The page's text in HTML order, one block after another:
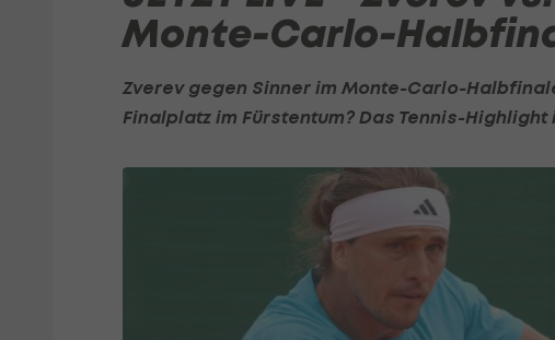
Monte-Carlo-
Zverev gegen Sinner im Monte-Carlo-
Finalplatz im Fürstentum? Das Tennis-Highlight